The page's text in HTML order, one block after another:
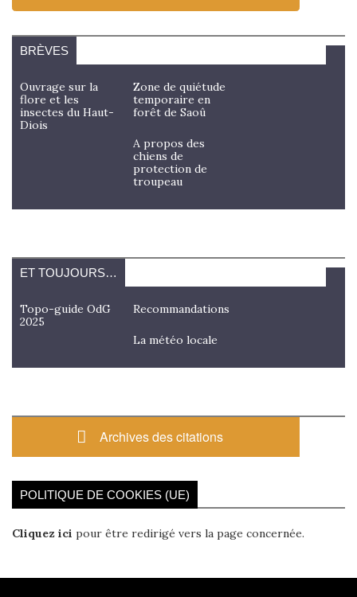
BRÈVES
Ouvrage sur la
flore et les
insectes du Haut-
Diois
Zone de quiétude
temporaire en
forêt de Saoû
A propos des
chiens de
protection de
troupeau
ET TOUJOURS…
Topo-guide OdG
2025
Recommandations
La météo locale
Archives des citations
POLITIQUE DE COOKIES (UE)
Cliquez ici pour être redirigé vers la page concernée.